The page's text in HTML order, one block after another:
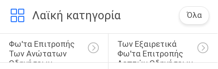
Λαϊκή κατηγορία Όλα
Φω'τα Επιτροπής
Των Ανώτατων
Οδηγήσεων
Των Εξαιρετικά
Φω'τα Επιτροπής
Λεπτών Οδηγήσεων